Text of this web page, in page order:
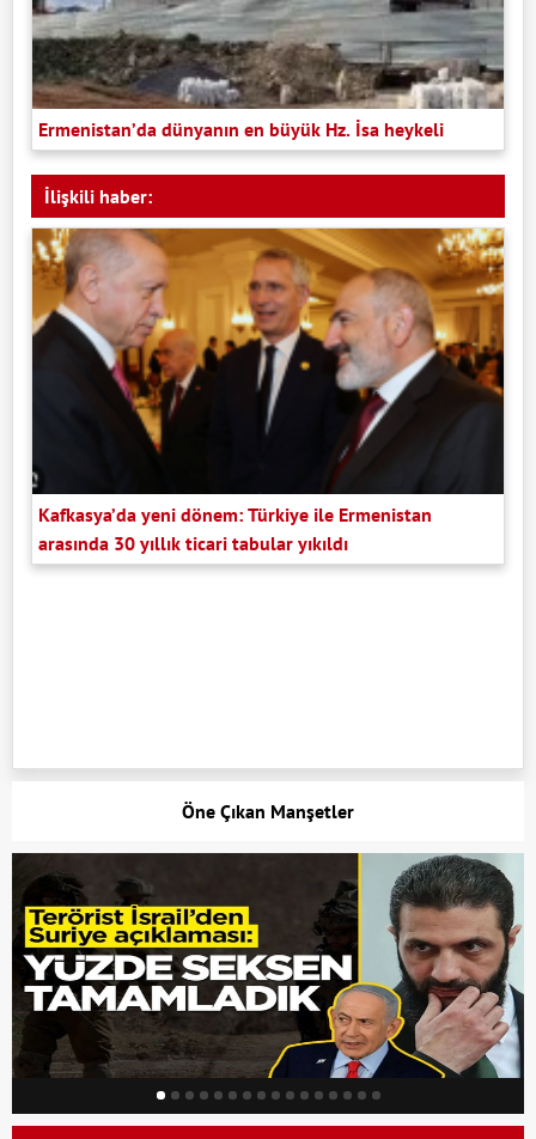
Ermenistan’da dünyanın en büyük Hz. İsa heykeli
İlişkili haber:
Kafkasya’da yeni dönem: Türkiye ile Ermenistan
arasında 30 yıllık ticari tabular yıkıldı
Öne Çıkan Manşetler